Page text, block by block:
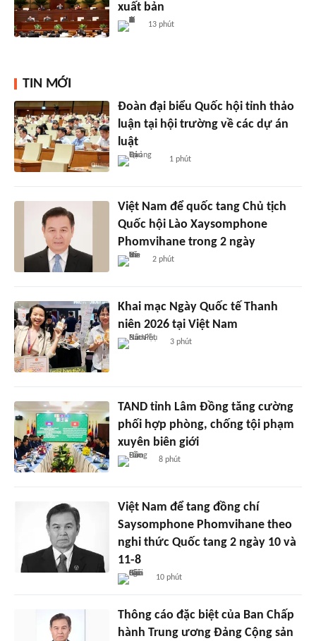
xuất bản
13 phút
TIN MỚI
Đoàn đại biểu Quốc hội tỉnh thảo
luận tại hội trường về các dự án
luật
1 phút
Việt Nam để quốc tang Chủ tịch
Quốc hội Lào Xaysomphone
Phomvihane trong 2 ngày
2 phút
Khai mạc Ngày Quốc tế Thanh
niên 2026 tại Việt Nam
3 phút
TAND tỉnh Lâm Đồng tăng cường
phối hợp phòng, chống tội phạm
xuyên biên giới
8 phút
Việt Nam để tang đồng chí
Saysomphone Phomvihane theo
nghi thức Quốc tang 2 ngày 10 và
11-8
10 phút
Thông cáo đặc biệt của Ban Chấp
hành Trung ương Đảng Cộng sản